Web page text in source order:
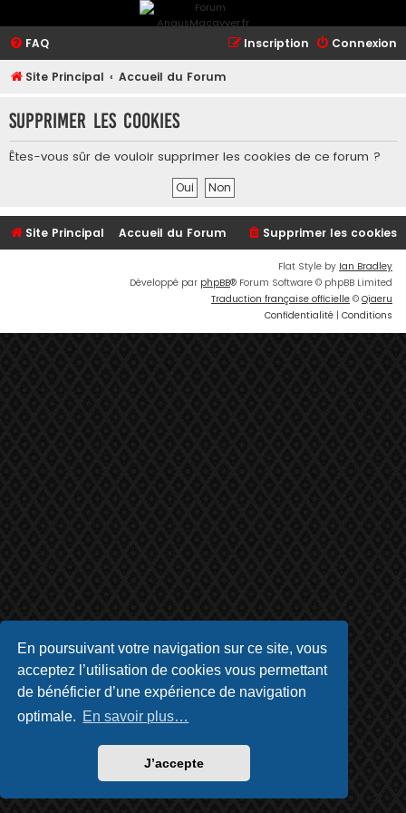
En poursuivant votre navigation sur ce site, vous
acceptez l’utilisation de cookies vous permettant
de bénéficier d’une expérience de navigation
optimale. En savoir plus…
J’accepte
FAQ Connexion
Inscription
Site Principal Accueil du Forum
Supprimer les cookies
Êtes-vous sûr de vouloir supprimer les cookies de ce forum ?
Site Principal Accueil du Forum Supprimer les cookies
Flat Style by Ian Bradley
Développé par phpBB® Forum Software © phpBB Limited
Traduction française officielle © Qiaeru
Confidentialité | Conditions